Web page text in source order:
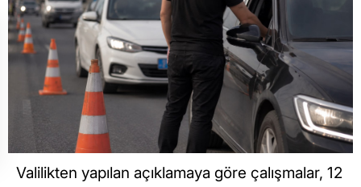
Valilikten yapılan açıklamaya göre çalışmalar, 12